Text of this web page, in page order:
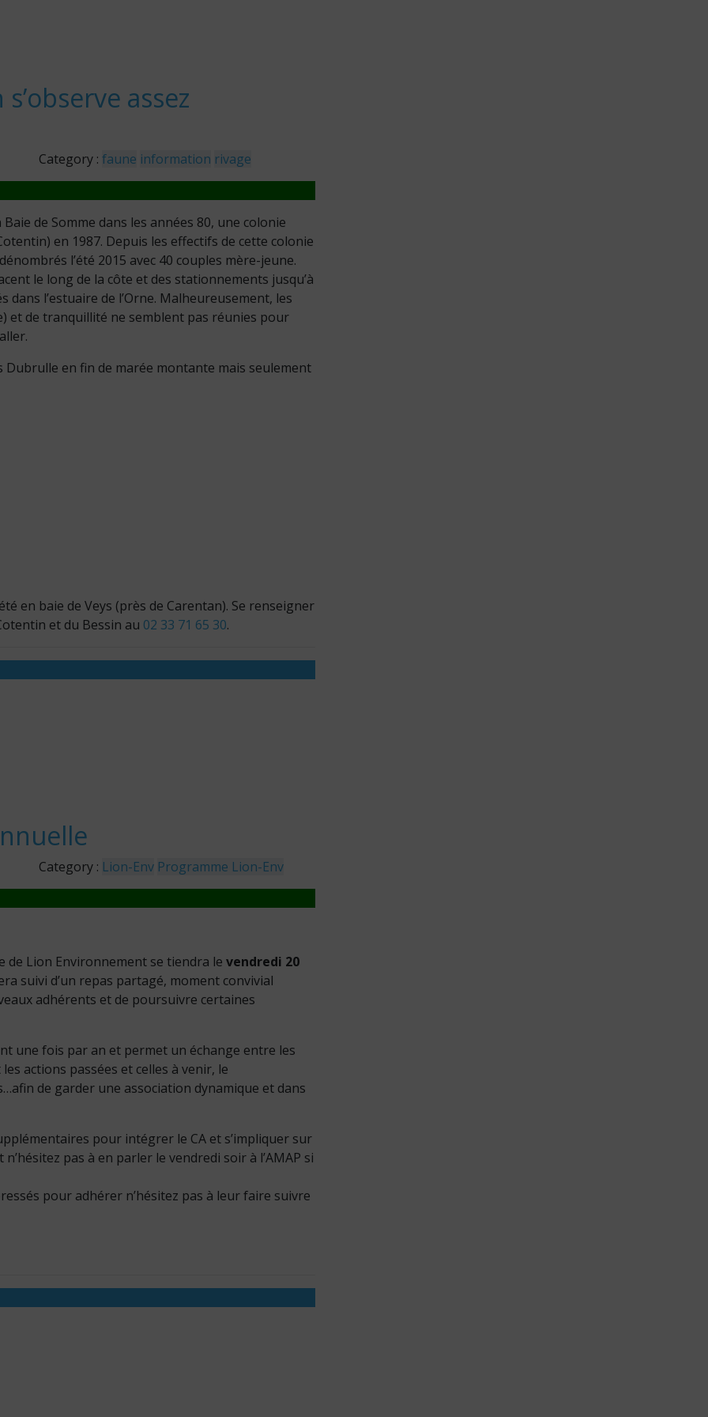
assez
Category : faune information rivage
de Somme dans les années 80, une colonie
en 1987. Depuis les effectifs de cette colonie
l’été 2015 avec 40 couples mère-jeune.
le long de la côte et des stationnements jusqu’à
l’estuaire de l’Orne. Malheureusement, les
et de tranquillité ne semblent pas réunies pour
en fin de marée montante mais seulement
en baie de Veys (près de Carentan). Se renseigner
et du Bessin au 02 33 71 65 30.
Category : Lion-Env Programme Lion-Env
de Lion Environnement se tiendra le vendredi 20
suivi d’un repas partagé, moment convivial
adhérents et de poursuivre certaines
une fois par an et permet un échange entre les
actions passées et celles à venir, le
de garder une association dynamique et dans
pour intégrer le CA et s’impliquer sur
pas à en parler le vendredi soir à l’AMAP si
pour adhérer n’hésitez pas à leur faire suivre